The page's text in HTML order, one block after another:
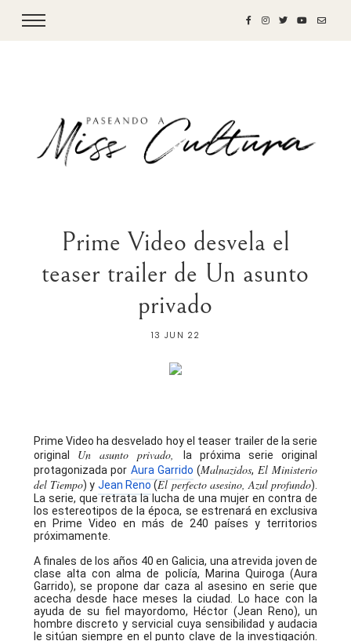
Prime Video desvela el
teaser trailer de Un asunto
privado
13 JUN 22
Prime Video ha desvelado hoy el teaser trailerde la serie
original Un asunto privado,la próxima serie original
protagonizada por Aura Garrido (Malnazidos, El Ministerio
del Tiempo) y Jean Reno (El perfecto asesino, Azul profundo).
La serie, que retrata la lucha de una mujer en contra de
los estereotipos de la época, se estrenará en exclusiva
en Prime Video en más de 240 países y territorios
próximamente.
A finales de los años 40 en Galicia, una atrevida joven de
clase alta con alma de policía, Marina Quiroga (Aura
Garrido), se propone dar caza al asesino en serie que
acecha desde hace meses la ciudad. Lo hace con la
ayuda de su fiel mayordomo, Héctor (Jean Reno), un
hombre discreto y servicial cuya sensibilidad y audacia
le sitúan siempre en el punto clave de la investigación.